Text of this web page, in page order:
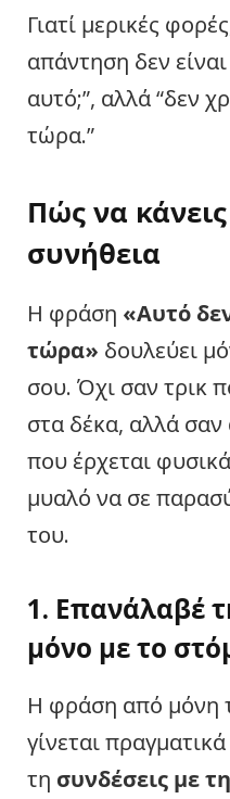
Γιατί μερικές
απάντηση δεν είναι
αυτό;”, αλλά “δεν
τώρα.”
Πώς να
συνήθεια
Η φράση «Αυτό
τώρα» δουλεύει
σου. Όχι σαν τρικ
στα δέκα, αλλά σαν
που έρχεται
μυαλό να σε
του.
1. Επανάλαβέ
μόνο με το
Η φράση από μόνη
γίνεται
τη συνδέσεις με